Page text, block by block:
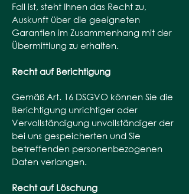
Fall ist, steht Ihnen das Recht zu,
Auskunft über die geeigneten
Garantien im Zusammenhang mit der
Übermittlung zu erhalten.
Recht auf Berichtigung
Gemäß Art. 16 DSGVO können Sie die
Berichtigung unrichtiger oder
Vervollständigung unvollständiger der
bei uns gespeicherten und Sie
betreffenden personenbezogenen
Daten verlangen.
Recht auf Löschung